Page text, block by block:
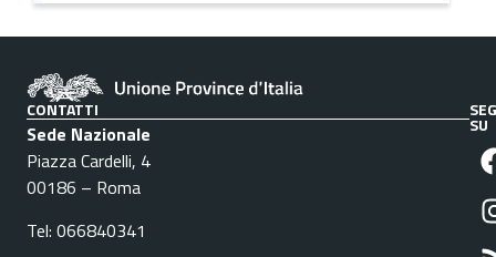
CONTATTI
Sede Nazionale
Piazza Cardelli, 4
00186 – Roma
Tel: 066840341
SU